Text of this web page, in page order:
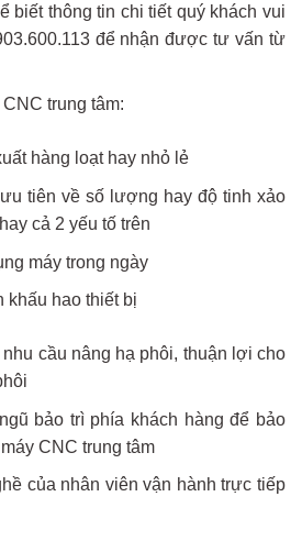
biết thông tin chi tiết quý khách vui
để nhận được tư vấn từ
trung tâm:
hàng loạt hay nhỏ lẻ
tiên về số lượng hay độ tinh xảo
cả 2 yếu tố trên
máy trong ngày
khấu hao thiết bị
cầu nâng hạ phôi, thuận lợi cho
bảo trì phía khách hàng để bảo
CNC trung tâm
của nhân viên vận hành trực tiếp